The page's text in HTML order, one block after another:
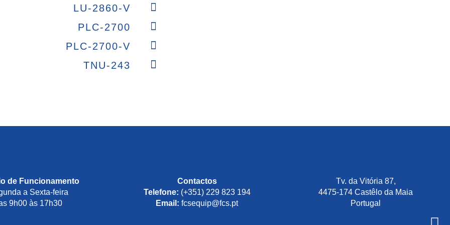
LU-2860-V
PLC-2700
PLC-2700-V
TNU-243
de Funcionamento
a Sexta-feira
9h00 às 17h30
Contactos
Telefone: (+351) 229 823 194
Email: fcsequip@fcs.pt
Tv. da Vitória 87,
4475-174 Castêlo da Maia
Portugal